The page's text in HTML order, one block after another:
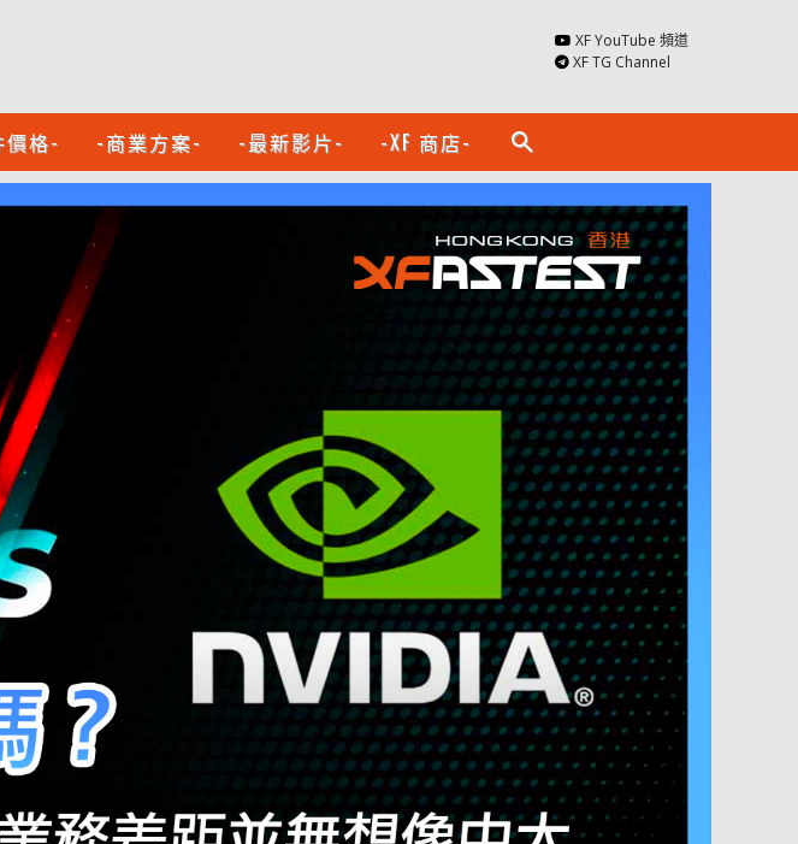
XF YouTube 頻道
XF TG Channel
價格- -商業方案- -最新影片- -XF 商店- search